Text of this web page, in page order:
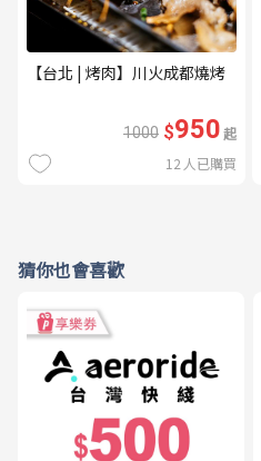
【台北 | 烤肉】川火成都燒烤
1000 $950起
12 人已購買
猜你也會喜歡